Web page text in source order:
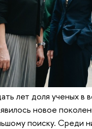
лет доля ученых в
новое
поиску. Среди